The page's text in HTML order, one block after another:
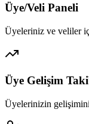
Üye/Veli Paneli
Üyeleriniz ve veliler
Üye Gelişim
Üyelerinizin